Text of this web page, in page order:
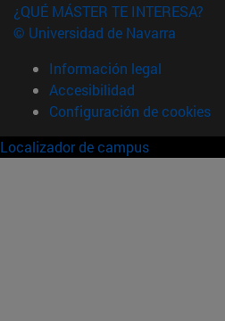
¿QUÉ MÁSTER TE INTERESA?
© Universidad de Navarra
Información legal
Accesibilidad
Configuración de cookies
Localizador de campus